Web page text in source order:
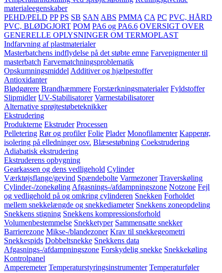
materialeegenskaber
PEHD/PELD PP PS SB SAN ABS PMMA CA PC PVC, HÅRD
PVC, BLØDGJORT POM PA6 og PA6.6 OVERSIGT OVER
GENERELLE OPLYSNINGER OM TERMOPLAST
Indfarvning af plastmaterialer
Masterbatchens indflydelse på det støbte emne Farvepigmenter til
masterbatch Farvematchningsproblematik
Opskumningsmiddel Additiver og hjælpestoffer
Antioxidanter
Blødgørere Brandhæmmere Forstærkningsmaterialer Fyldstoffer
Slipmidler UV-Stabilisatorer Varmestabilisatorer
Alternative sprøjtestøbeteknikker
Ekstrudering
Produkterne Ekstruder Processen
Pelletering Rør og profiler Folie Plader Monofilamenter Kapperør,
isolering på elledninger osv. Blæsestøbning Coekstrudering
Adiabatisk ekstrudering
Ekstruderens opbygning
Gearkassen og dens vedligehold Cylinder
Værktøjsflange/gevind Spændebolte Varmezoner Traverskøling
Cylinder-/zonekøling Afgasnings-/afdampningszone Notzone Fejl
og vedligehold på og omkring cylinderen Snekken Forholdet
mellem snekkelængde og snekkediameter Snekkens zoneopdeling
Snekkens stigning Snekkens kompressionsforhold
Volumenbestemmelse Snekketyper Sammensatte snekker
Barrierezone Mikse-/blandezoner Krav til snekkegeometri
Snekkespids Dobbeltsnekke Snekkens data
Afgasnings-/afdampningszone Forskydelig snekke Snekkekøling
Kontrolpanel
Amperemeter Temperaturstyringsinstrumenter Temperaturføler